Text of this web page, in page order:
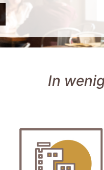
In